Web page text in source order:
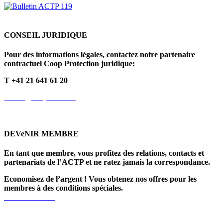
CONSEIL JURIDIQUE
Pour des informations légales, contactez notre partenaire
contractuel Coop Protection juridique:
T +41 21 641 61 20
DEVeNIR MEMBRE
En tant que membre, vous profitez des relations, contacts et
partenariats de l’ACTP et ne ratez jamais la correspondance.
Economisez de l’argent ! Vous obtenez nos offres pour les
membres à des conditions spéciales.